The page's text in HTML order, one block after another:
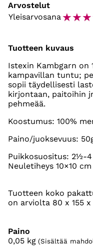
Arvostelut
Yleisarvosana☆☆☆
Tuotteen kuvaus
Istexin Kambgarn on
kampavillan tuntu;
sopii täydellisesti
kirjontaan, paitoihin
pehmeää.
Koostumus: 100%
Paino/juoksevuus:
Puikkosuositus: 2½-
Neuletiheys 10×10
Tuotteen koko
on arviolta 80 x 155 x
Paino
0,05 kg (Sisältää